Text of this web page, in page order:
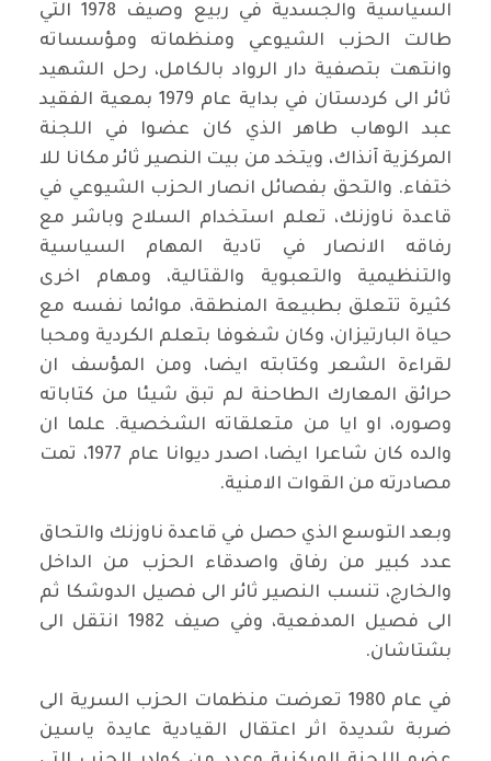
السياسية والجسدية في ربيع وصيف 1978 التي
طالت الحزب الشيوعي ومنظماته ومؤسساته
وانتهت بتصفية دار الرواد بالكامل، رحل الشهيد
ثائر الى كردستان في بداية عام 1979 بمعية الفقيد
عبد الوهاب طاهر الذي كان عضوا في اللجنة
المركزية آنذاك، ويتخد من بيت النصير ثائر مكانا للا
ختفاء. والتحق بفصائل انصار الحزب الشيوعي في
قاعدة ناوزنك، تعلم استخدام السلاح وباشر مع
رفاقه الانصار في تادية المهام السياسية
والتنظيمية والتعبوية والقتالية، ومهام اخرى
كثيرة تتعلق بطبيعة المنطقة، موائما نفسه مع
حياة البارتيزان، وكان شغوفا بتعلم الكردية ومحبا
لقراءة الشعر وكتابته ايضا، ومن المؤسف ان
حرائق المعارك الطاحنة لم تبق شيئا من كتاباته
وصوره، او ايا من متعلقاته الشخصية. علما ان
والده كان شاعرا ايضا، اصدر ديوانا عام 1977، تمت
مصادرته من القوات الامنية.
وبعد التوسع الذي حصل في قاعدة ناوزنك والتحاق
عدد كبير من رفاق واصدقاء الحزب من الداخل
والخارج، تنسب النصير ثائر الى فصيل الدوشكا ثم
الى فصيل المدفعية، وفي صيف 1982 انتقل الى
بشتاشان.
في عام 1980 تعرضت منظمات الحزب السرية الى
ضربة شديدة اثر اعتقال القيادية عايدة ياسين